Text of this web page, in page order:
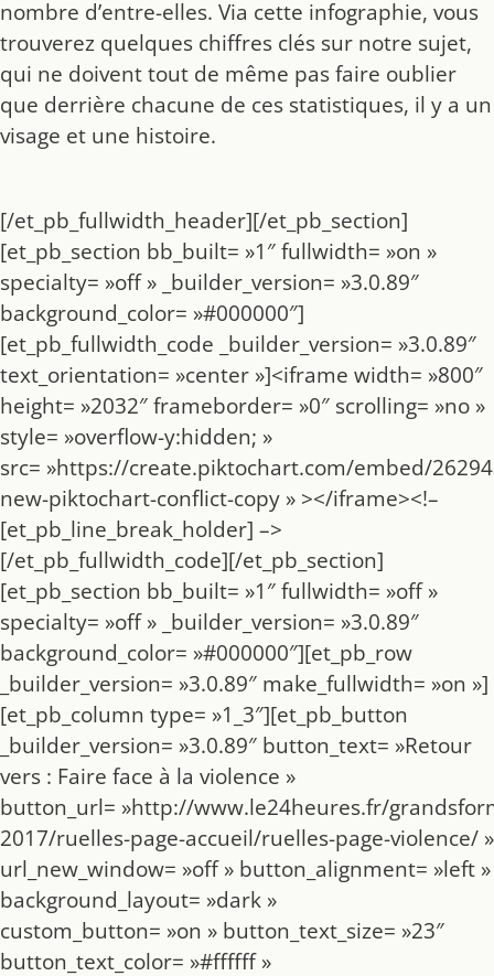
nombre d’entre-elles. Via cette infographie, vous
trouverez quelques chiffres clés sur notre sujet,
qui ne doivent tout de même pas faire oublier
que derrière chacune de ces statistiques, il y a un
visage et une histoire.
[/et_pb_fullwidth_header][/et_pb_section]
[et_pb_section bb_built= »1″ fullwidth= »on »
specialty= »off » _builder_version= »3.0.89″
background_color= »#000000″]
[et_pb_fullwidth_code _builder_version= »3.0.89″
text_orientation= »center »]<iframe width= »800″
height= »2032″ frameborder= »0″ scrolling= »no »
style= »overflow-y:hidden; »
src= »https://create.piktochart.com/embed/
new-piktochart-conflict-copy » ></iframe><!–
[et_pb_line_break_holder] –>
[/et_pb_fullwidth_code][/et_pb_section]
[et_pb_section bb_built= »1″ fullwidth= »off »
specialty= »off » _builder_version= »3.0.89″
background_color= »#000000″][et_pb_row
_builder_version= »3.0.89″ make_fullwidth= »on »]
[et_pb_column type= »1_3″][et_pb_button
_builder_version= »3.0.89″ button_text= »Retour
vers : Faire face à la violence »
button_url= »http://www.le24heures.fr/
2017/ruelles-page-accueil/ruelles-page-violence/ »
url_new_window= »off » button_alignment= »left »
background_layout= »dark »
custom_button= »on » button_text_size= »23″
button_text_color= »#ffffff »